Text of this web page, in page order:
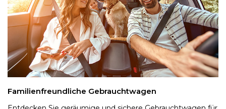
Familienfreundliche Gebrauchtwagen